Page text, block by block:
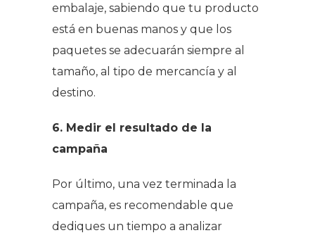
embalaje, sabiendo que tu producto
está en buenas manos y que los
paquetes se adecuarán siempre al
tamaño, al tipo de mercancía y al
destino.
6. Medir el resultado de la
campaña
Por último, una vez terminada la
campaña, es recomendable que
dediques un tiempo a analizar